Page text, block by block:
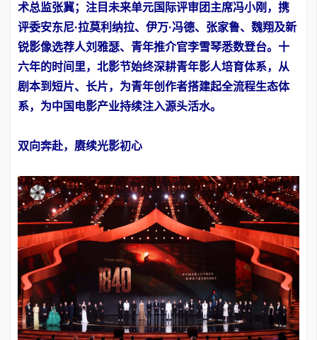
术总监张冀；注目未来单元国际评审团主席冯小刚，携
评委安东尼·拉莫利纳拉、伊万·冯德、张家鲁、魏翔及新
锐影像选荐人刘雅瑟、青年推介官李雪琴悉数登台。十
六年的时间里，北影节始终深耕青年影人培育体系，从
剧本到短片、长片，为青年创作者搭建起全流程生态体
系，为中国电影产业持续注入源头活水。
双向奔赴，赓续光影初心